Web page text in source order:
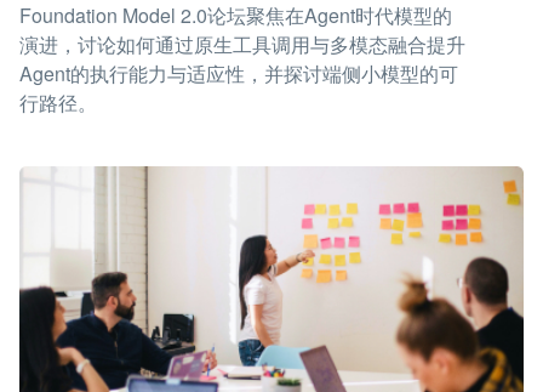
Foundation Model 2.0论坛聚焦在Agent时代模型的
演进，讨论如何通过原生工具调用与多模态融合提升
Agent的执行能力与适应性，并探讨端侧小模型的可
行路径。